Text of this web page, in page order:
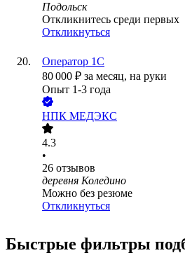
Подольск
Откликнитесь среди первых
Откликнуться
Оператор 1С
80 000 ₽ за месяц, на руки
Опыт 1-3 года
НПК МЕДЭКС
4.3
•
26 отзывов
деревня Коледино
Можно без резюме
Откликнуться
Быстрые фильтры